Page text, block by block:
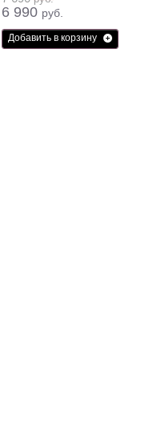
6 990 руб.
Добавить в корзину